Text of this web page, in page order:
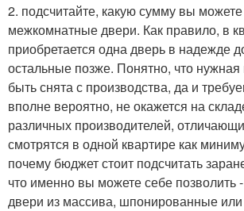
2. подсчитайте, какую сумму вы можете
межкомнатные двери. Как правило, в
приобретается одна дверь в надежде
остальные позже. Понятно, что
быть снята с производства, да и
вполне вероятно, не окажется на
различных производителей,
смотрятся в одной квартире как
почему бюджет стоит подсчитать
что именно вы можете себе
двери из массива, шпонированные